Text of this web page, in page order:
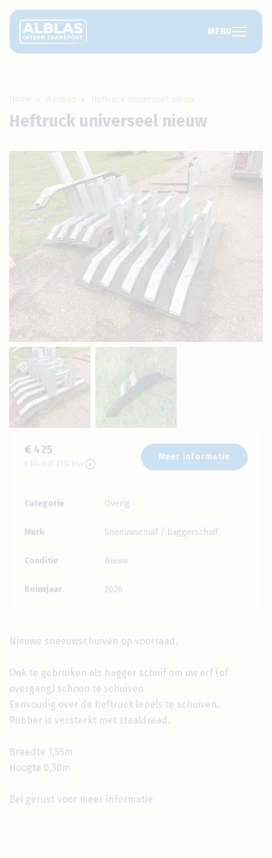
MENU
Heftruck universeel nieuw
€ 425
€ 514 incl. 21% btw
Meer informatie
Categorie Overig
Merk Sneeuwschuif / baggerschuif
Conditie Nieuw
Bouwjaar 2026
Nieuwe sneeuwschuiven op voorraad.
Ook te gebruiken als bagger schuif om uw erf (of
overgang) schoon te schuiven
Eenvoudig over de heftruck lepels te schuiven.
Rubber is versterkt met staaldraad.
Breedte 1,55m
Hoogte 0,30m
Bel gerust voor meer informatie